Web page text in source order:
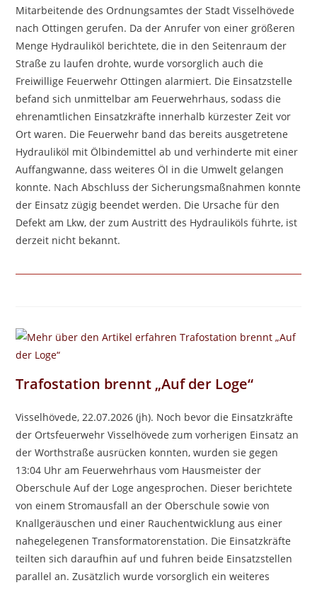
Mitarbeitende des Ordnungsamtes der Stadt Visselhövede
nach Ottingen gerufen. Da der Anrufer von einer größeren
Menge Hydrauliköl berichtete, die in den Seitenraum der
Straße zu laufen drohte, wurde vorsorglich auch die
Freiwillige Feuerwehr Ottingen alarmiert. Die Einsatzstelle
befand sich unmittelbar am Feuerwehrhaus, sodass die
ehrenamtlichen Einsatzkräfte innerhalb kürzester Zeit vor
Ort waren. Die Feuerwehr band das bereits ausgetretene
Hydrauliköl mit Ölbindemittel ab und verhinderte mit einer
Auffangwanne, dass weiteres Öl in die Umwelt gelangen
konnte. Nach Abschluss der Sicherungsmaßnahmen konnte
der Einsatz zügig beendet werden. Die Ursache für den
Defekt am Lkw, der zum Austritt des Hydrauliköls führte, ist
derzeit nicht bekannt.
Trafostation brennt „Auf der Loge“
Visselhövede, 22.07.2026 (jh). Noch bevor die Einsatzkräfte
der Ortsfeuerwehr Visselhövede zum vorherigen Einsatz an
der Worthstraße ausrücken konnten, wurden sie gegen
13:04 Uhr am Feuerwehrhaus vom Hausmeister der
Oberschule Auf der Loge angesprochen. Dieser berichtete
von einem Stromausfall an der Oberschule sowie von
Knallgeräuschen und einer Rauchentwicklung aus einer
nahegelegenen Transformatorenstation. Die Einsatzkräfte
teilten sich daraufhin auf und fuhren beide Einsatzstellen
parallel an. Zusätzlich wurde vorsorglich ein weiteres